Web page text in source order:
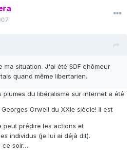
ma situation. J'ai été SDF chômeur
quand même libertarien.
plumes du libéralisme sur internet a été
Orwell du XXIe siècle! Il est
peut prédire les actions et
individus (je lui ai déjà dit).
ce soir…